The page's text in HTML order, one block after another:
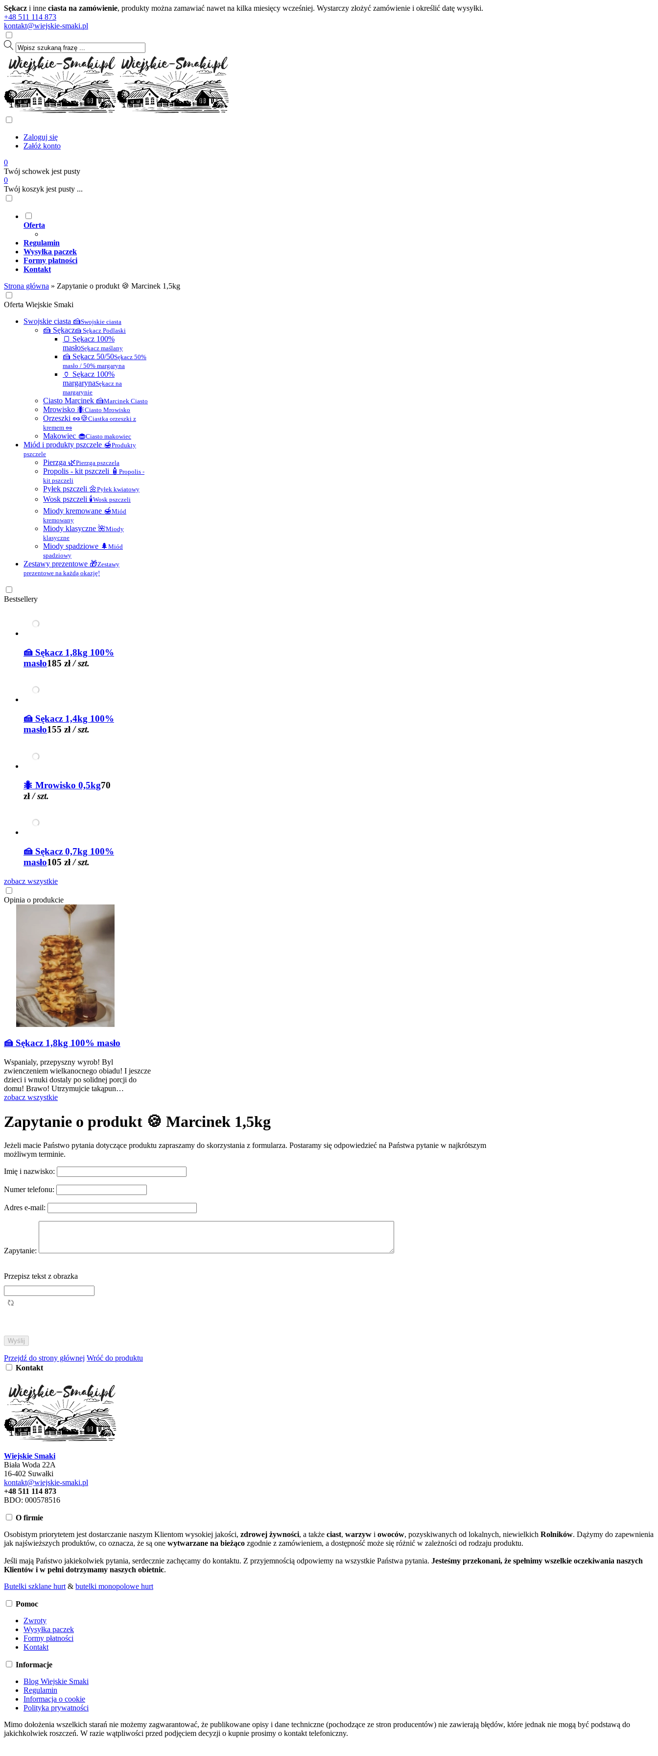
Sękacz i inne ciasta na zamówienie, produkty można zamawiać nawet na kilka miesięcy wcześniej. Wystarczy złożyć zamówienie i określić datę wysyłki.
+48 511 114 873
kontakt@wiejskie-smaki.pl
Zaloguj się
Załóż konto
0
Twój schowek jest pusty
0
Twój koszyk jest pusty ...
Oferta
Regulamin
Wysyłka paczek
Formy płatności
Kontakt
Strona główna » Zapytanie o produkt 🍪 Marcinek 1,5kg
Oferta Wiejskie Smaki
Swojskie ciasta 🍰Swojskie ciasta
🍰 Sękacz🍰 Sękacz Podlaski
🍞 Sękacz 100%
masłoSękacz maślany
🍰 Sękacz 50/50Sękacz 50%
masło / 50% margaryna
🏺 Sękacz 100%
margarynaSękacz na
margarynie
Ciasto Marcinek 🍰Marcinek Ciasto
Mrowisko 🐜Ciasto Mrowisko
Orzeszki 🥜🍪Ciastka orzeszki z
kremem 🥜
Makowiec 🧁Ciasto makowiec
Miód i produkty pszczele 🍯Produkty
pszczele
Pierzga 🌿Pierzga pszczela
Propolis - kit pszczeli 🧴 Propolis -
kit pszczeli
Pyłek pszczeli 🌼Pyłek kwiatowy
Wosk pszczeli 🕯Wosk pszczeli
Miody kremowane 🍯Miód
kremowany
Miody klasyczne 🌺Miody
klasyczne
Miody spadziowe 🌲 Miód
spadziowy
Zestawy prezentowe 🎁Zestawy
prezentowe na każdą okazję!
Bestsellery
🍰 Sękacz 1,8kg 100%
masło185 zł / szt.
🍰 Sękacz 1,4kg 100%
masło155 zł / szt.
🐜 Mrowisko 0,5kg70
zł / szt.
🍰 Sękacz 0,7kg 100%
masło105 zł / szt.
zobacz wszystkie
Opinia o produkcie
🍰 Sękacz 1,8kg 100% masło
Wspanialy, przepyszny wyrob! Byl
zwienczeniem wielkanocnego obiadu! I jeszcze
dzieci i wnuki dostaly po solidnej porcji do
domu! Brawo! Utrzymujcie takąpun…
zobacz wszystkie
Zapytanie o produkt 🍪 Marcinek 1,5kg
Jeżeli macie Państwo pytania dotyczące produktu zapraszamy do skorzystania z formularza. Postaramy się odpowiedzieć na Państwa pytanie w najkrótszym
możliwym terminie.
Imię i nazwisko:
Numer telefonu:
Adres e-mail:
Zapytanie:
Przepisz tekst z obrazka
Przejdź do strony głównej Wróć do produktu
Kontakt
Wiejskie Smaki
Biała Woda 22A
16-402 Suwałki
kontakt@wiejskie-smaki.pl
+48 511 114 873
BDO: 000578516
O firmie
Osobistym priorytetem jest dostarczanie naszym Klientom wysokiej jakości, zdrowej żywności, a także ciast, warzyw i owoców, pozyskiwanych od lokalnych, niewielkich Rolników. Dążymy do zapewnienia
jak najświeższych produktów, co oznacza, że są one wytwarzane na bieżąco zgodnie z zamówieniem, a dostępność może się różnić w zależności od rodzaju produktu.
Jeśli mają Państwo jakiekolwiek pytania, serdecznie zachęcamy do kontaktu. Z przyjemnością odpowiemy na wszystkie Państwa pytania. Jesteśmy przekonani, że spełnimy wszelkie oczekiwania naszych
Klientów i w pełni dotrzymamy naszych obietnic.
Butelki szklane hurt & butelki monopolowe hurt
Pomoc
Zwroty
Wysyłka paczek
Formy płatności
Kontakt
Informacje
Blog Wiejskie Smaki
Regulamin
Informacja o cookie
Polityka prywatności
Mimo dołożenia wszelkich starań nie możemy zagwarantować, że publikowane opisy i dane techniczne (pochodzące ze stron producentów) nie zawierają błędów, które jednak nie mogą być podstawą do
jakichkolwiek roszczeń. W razie wątpliwości przed podjęciem decyzji o kupnie prosimy o kontakt telefoniczny.